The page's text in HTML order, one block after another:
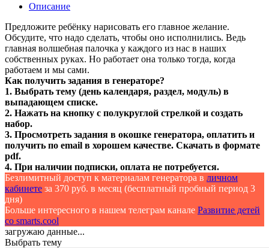
Описание
Предложите ребёнку нарисовать его главное желание.
Обсудите, что надо сделать, чтобы оно исполнились. Ведь
главная волшебная палочка у каждого из нас в наших
собственных руках. Но работает она только тогда, когда
работаем и мы сами.
Как получить задания в генераторе?
1. Выбрать тему (день календаря, раздел, модуль) в
выпадающем списке.
2. Нажать на кнопку с полукруглой стрелкой и создать
набор.
3. Просмотреть задания в окошке генератора, оплатить и
получить по email в хорошем качестве. Скачать в формате
pdf.
4. При наличии подписки, оплата не потребуется.
Безлимитный доступ к материалам генератора в личном
кабинете за 370 руб. в месяц (бесплатный пробный период 3
дня)
Больше интересного в нашем телеграм канале Развитие детей
со smarts.cool
загружаю данные...
Выбрать тему